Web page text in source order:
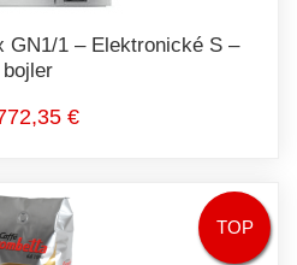
GN1/1 – Elektronické S –
bojler
€
TOP